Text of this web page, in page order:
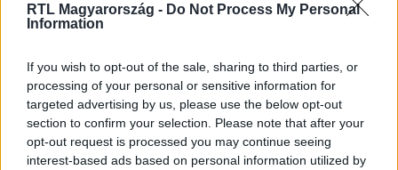
RTL Magyarország - Do Not Process My Personal
Information
If you wish to opt-out of the sale, sharing to third parties, or
processing of your personal or sensitive information for
targeted advertising by us, please use the below opt-out
section to confirm your selection. Please note that after your
opt-out request is processed you may continue seeing
interest-based ads based on personal information utilized by
Itt állítsd be, hogy az RTL.hu az elsők között
legyen a Google-találatokban!